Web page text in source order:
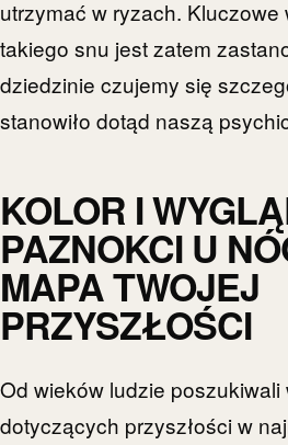
utrzymać w ryzach. Kluczowe
takiego snu jest zatem
dziedzinie czujemy się
stanowiło dotąd naszą
KOLOR I
PAZNOKCI U
MAPA TWOJEJ
PRZYSZŁOŚCI
Od wieków ludzie
dotyczących przyszłości w